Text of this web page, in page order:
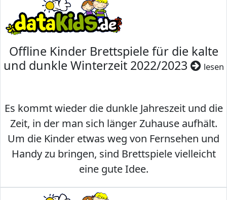
Offline Kinder Brettspiele für die kalte
und dunkle Winterzeit 2022/2023
lesen
Es kommt wieder die dunkle Jahreszeit und die
Zeit, in der man sich länger Zuhause aufhält.
Um die Kinder etwas weg von Fernsehen und
Handy zu bringen, sind Brettspiele vielleicht
eine gute Idee.